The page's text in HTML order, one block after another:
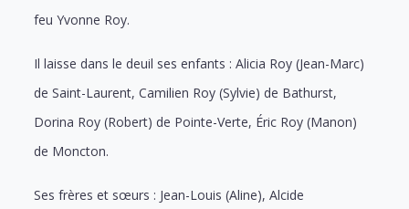
feu Yvonne Roy.
Il laisse dans le deuil ses enfants : Alicia Roy (Jean-Marc)
de Saint-Laurent, Camilien Roy (Sylvie) de Bathurst,
Dorina Roy (Robert) de Pointe-Verte, Éric Roy (Manon)
de Moncton.
Ses frères et sœurs : Jean-Louis (Aline), Alcide